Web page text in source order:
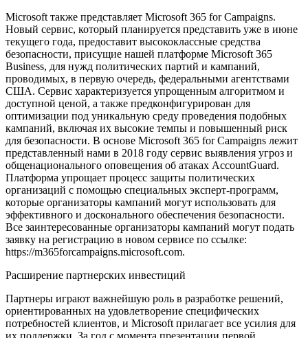
Microsoft также представляет Microsoft 365 for Campaigns.
Новый сервис, который планируется представить уже в июне
текущего года, предоставит высококлассные средства
безопасности, присущие нашей платформе Microsoft 365
Business, для нужд политических партий и кампаний,
проводимых, в первую очередь, федеральными агентствами
США. Сервис характеризуется упрощенным алгоритмом и
доступной ценой, а также предконфигурирован для
оптимизации под уникальную среду проведения подобных
кампаний, включая их высокие темпы и повышенный риск
для безопасности. В основе Microsoft 365 for Campaigns лежит
представленный нами в 2018 году сервис выявления угроз и
общенационального оповещения об атаках AccountGuard.
Платформа упрощает процесс защиты политических
организаций с помощью специальных эксперт-программ,
которые организаторы кампаний могут использовать для
эффективного и досконального обеспечения безопасности.
Все заинтересованные организаторы кампаний могут подать
заявку на регистрацию в новом сервисе по ссылке:
https://m365forcampaigns.microsoft.com.
Расширение партнерских инвестиций
Партнеры играют важнейшую роль в разработке решений,
ориентированных на удовлетворение специфических
потребностей клиентов, и Microsoft прилагает все усилия для
их поддержки. За год с момента презентации первой